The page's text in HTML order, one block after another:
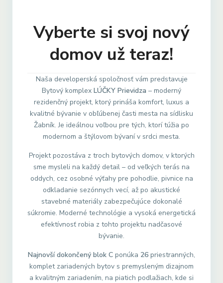
Vyberte si svoj nový
domov už teraz!
Naša developerská spoločnosť vám predstavuje
Bytový komplex LÚČKY Prievidza – moderný
rezidenčný projekt, ktorý prináša komfort, luxus a
kvalitné bývanie v obľúbenej časti mesta na sídlisku
Žabník. Je ideálnou voľbou pre tých, ktorí túžia po
modernom a štýlovom bývaní v srdci mesta.
Projekt pozostáva z troch bytových domov, v ktorých
sme mysleli na každý detail – od veľkých terás na
oddych, cez osobné výťahy pre pohodlie, pivnice na
odkladanie sezónnych vecí, až po akustické
stavebné materiály zabezpečujúce dokonalé
súkromie. Moderné technológie a vysoká energetická
efektívnosť robia z tohto projektu nadčasové
bývanie.
Najnovší dokončený blok C ponúka 26 priestranných,
komplet zariadených bytov s premysleným dizajnom
a kvalitným zariadením, na piatich podlažiach, kde si